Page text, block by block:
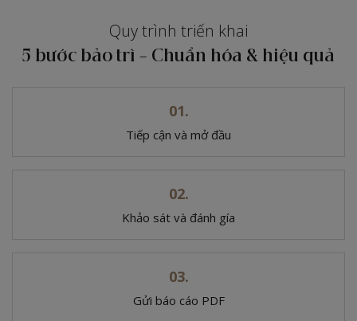
Quy trình triến khai
5 bước bảo trì – Chuẩn hóa & hiệu quả
Tiếp cận và mở đầu
Khảo sát và đánh gía
Gửi báo cáo PDF